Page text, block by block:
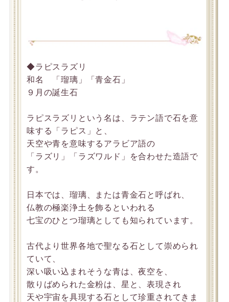
◆ラピスラズリ
和名 「瑠璃」「青金石」
９月の誕生石
ラピスラズリという名は、ラテン語で石を意
味する「ラピス」と、
天空や青を意味するアラビア語の
「ラズリ」「ラズワルド」を合わせた造語で
す。
日本では、瑠璃、または青金石と呼ばれ、
仏教の極楽浄土を飾るといわれる
七宝のひとつ瑠璃としても知られています。
古代より世界各地で聖なる石として崇められ
ていて、
深い吸い込まれそうな青は、夜空を、
散りばめられた金粉は、星と、表現され
天や宇宙を具現する石として珍重されてきま